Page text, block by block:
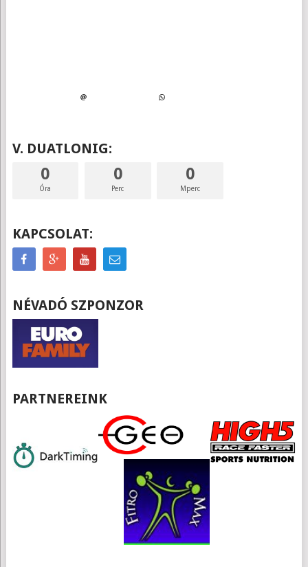
V. DUATLONIG:
0
Óra
0
Perc
0
Mperc
KAPCSOLAT:
NÉVADÓ SZPONZOR
PARTNEREINK